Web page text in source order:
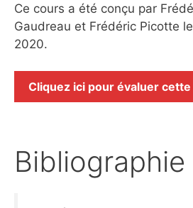
Ce cours a été conçu par
Gaudreau et Frédéric Picotte
2020.
Cliquez ici pour évaluer cette
Bibliographie